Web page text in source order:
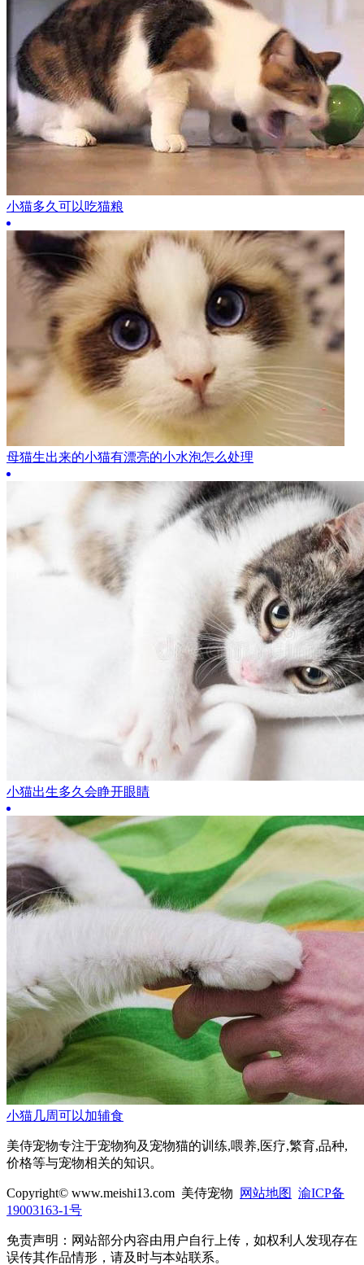
小猫多久可以吃猫粮
母猫生出来的小猫有漂亮的小水泡怎么处理
小猫出生多久会睁开眼睛
小猫几周可以加辅食
美侍宠物专注于宠物狗及宠物猫的训练,喂养,医疗,繁育,品种,
价格等与宠物相关的知识。
Copyright© www.meishi13.com 美侍宠物 网站地图 渝ICP备
19003163-1号
免责声明：网站部分内容由用户自行上传，如权利人发现存在
误传其作品情形，请及时与本站联系。